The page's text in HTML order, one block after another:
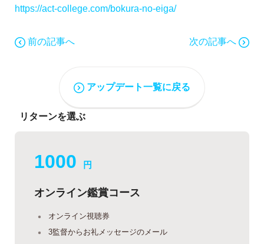
https://act-college.com/bokura-no-eiga/
前の記事へ 次の記事へ
アップデート一覧に戻る
リターンを選ぶ
1000 円
オンライン鑑賞コース
オンライン視聴券
3監督からお礼メッセージのメール